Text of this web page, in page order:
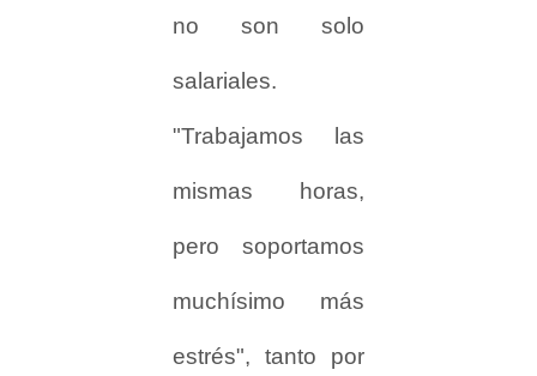
no son solo
salariales.
"Trabajamos las
mismas horas,
pero soportamos
muchísimo más
estrés", tanto por